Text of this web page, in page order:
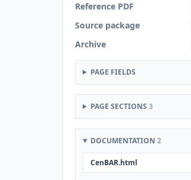
Reference PDF
Source package
Archive
PAGE FIELDS
PAGE SECTIONS 3
DOCUMENTATION 2
CenBAR.html